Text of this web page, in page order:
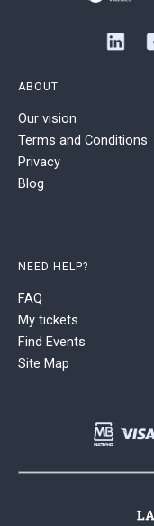
ABOUT
Our vision
Terms and Conditions
Privacy
Blog
NEED HELP?
FAQ
My tickets
Find Events
Site Map